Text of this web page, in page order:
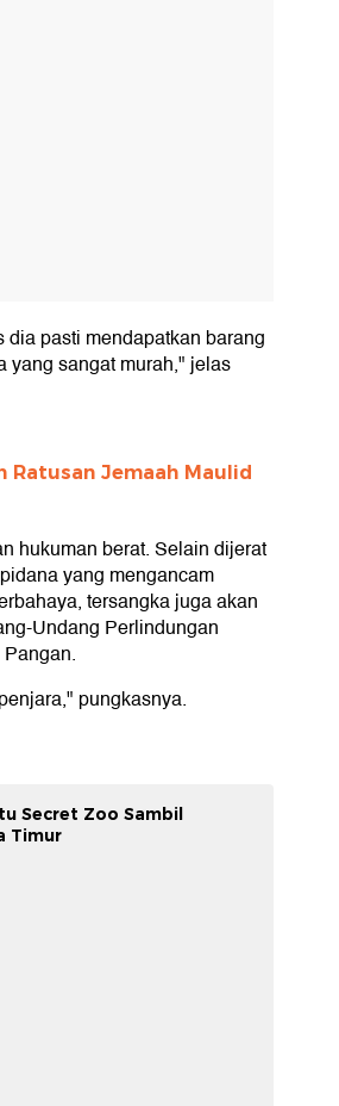
pasti mendapatkan barang
yang sangat murah," jelas
Ratusan Jemaah Maulid
hukuman berat. Selain dijerat
yang mengancam
tersangka juga akan
Undang Perlindungan
pungkasnya.
Secret Zoo Sambil
Timur